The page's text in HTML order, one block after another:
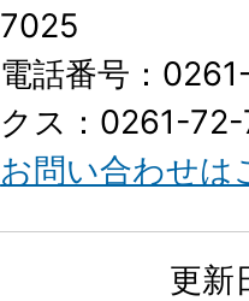
7025
電話番号：
クス：0261-
お問い合わせは
更新